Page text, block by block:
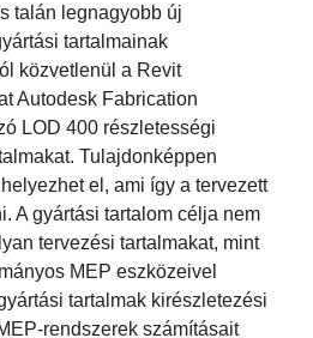
talán legnagyobb új
tartalmainak
közvetlenül a Revit
Autodesk Fabrication
LOD 400 részletességi
Tulajdonképpen
el, ami így a tervezett
A gyártási tartalom célja nem
tervezési tartalmakat, mint
MEP eszközeivel
tartalmak kirészletezési
rendszerek számításait